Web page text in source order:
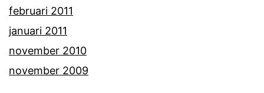
februari 2011
januari 2011
november 2010
november 2009